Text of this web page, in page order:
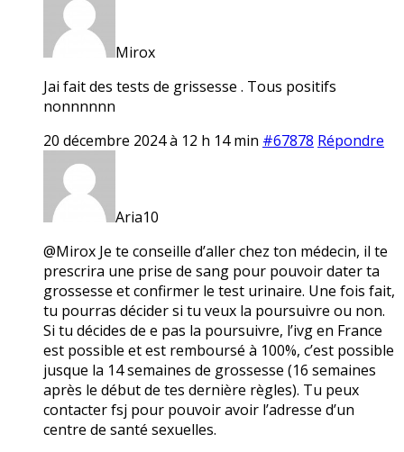
Mirox
Jai fait des tests de grissesse . Tous positifs
nonnnnnn
20 décembre 2024 à 12 h 14 min #67878 Répondre
Aria10
@Mirox Je te conseille d’aller chez ton médecin, il te
prescrira une prise de sang pour pouvoir dater ta
grossesse et confirmer le test urinaire. Une fois fait,
tu pourras décider si tu veux la poursuivre ou non.
Si tu décides de e pas la poursuivre, l’ivg en France
est possible et est remboursé à 100%, c’est possible
jusque la 14 semaines de grossesse (16 semaines
après le début de tes dernière règles). Tu peux
contacter fsj pour pouvoir avoir l’adresse d’un
centre de santé sexuelles.